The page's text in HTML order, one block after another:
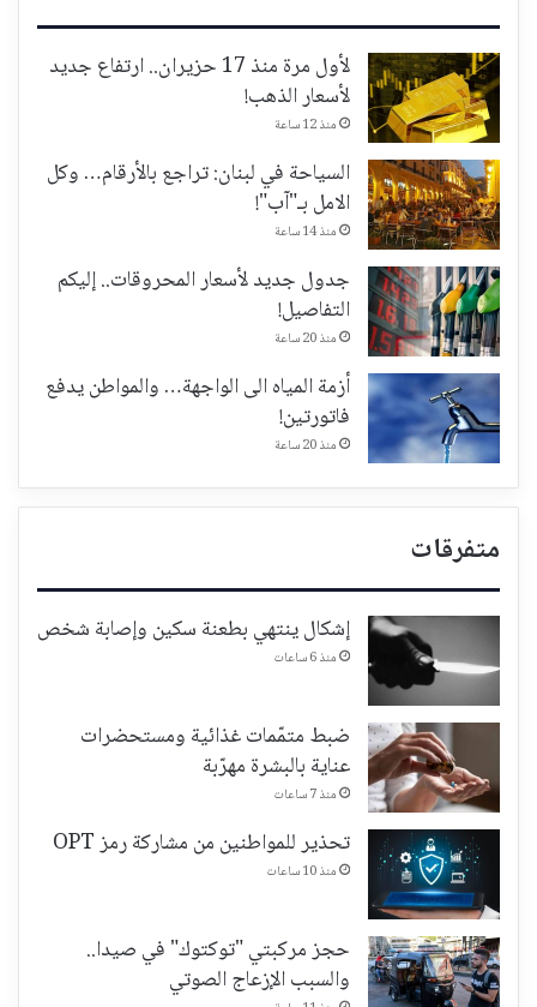
لأول مرة منذ 17 حزيران.. ارتفاع جديد
لأسعار الذهب!
منذ 12 ساعة
السياحة في لبنان: تراجع بالأرقام… وكل
الامل بـ"آب"!
منذ 14 ساعة
جدول جديد لأسعار المحروقات.. إليكم
التفاصيل!
منذ 20 ساعة
أزمة المياه الى الواجهة… والمواطن يدفع
فاتورتين!
منذ 20 ساعة
متفرقات
إشكال ينتهي بطعنة سكين وإصابة شخص
منذ 6 ساعات
ضبط متمّمات غذائية ومستحضرات
عناية بالبشرة مهرّبة
منذ 7 ساعات
تحذير للمواطنين من مشاركة رمز OPT
منذ 10 ساعات
حجز مركبتي "توكتوك" في صيدا..
والسبب الإزعاج الصوتي